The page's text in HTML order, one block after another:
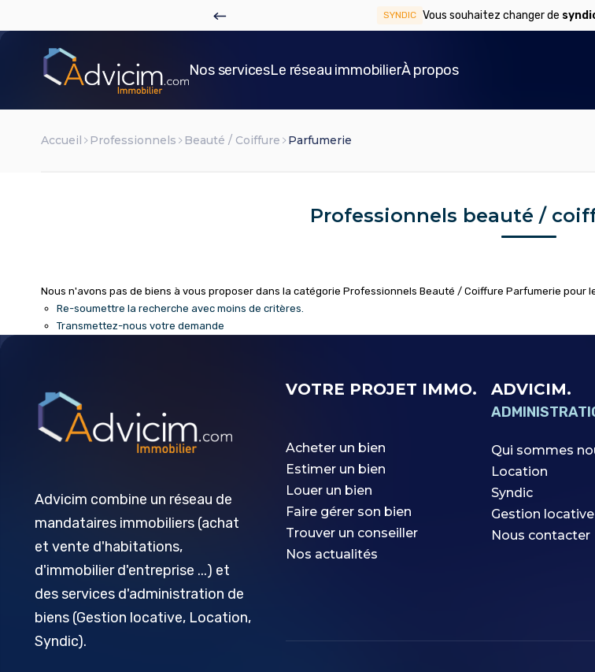
SYNDIC Vous souhaitez changer de
Nos servicesLe réseau immobilierÀ propos
Accueil Professionnels Beauté / Coiffure Parfumerie
Professionnels beauté /
Nous n'avons pas de biens à vous proposer dans la catégorie Professionnels Beauté / Coiffure Parfumerie pour
Re-soumettre la recherche avec moins de critères.
Transmettez-nous votre demande
Advicim combine un réseau de
mandataires immobiliers (achat
et vente d'habitations,
d'immobilier d'entreprise ...) et
des services d'administration de
biens (Gestion locative, Location,
Syndic).
VOTRE PROJET IMMO.
Acheter un bien
Estimer un bien
Louer un bien
Faire gérer son bien
Trouver un conseiller
Nos actualités
ADVICIM.
Qui sommes
Location
Syndic
Gestion locative
Nous contacter